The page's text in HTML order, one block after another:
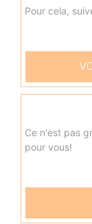
oeuf
Base sauce
Pour cela,
Ce n'est pas
pour vous!